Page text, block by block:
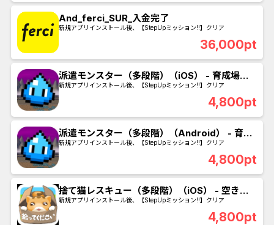
And_ferci_SUR_入金完了
新規アプリインストール後、【StepUpミッション!!】クリア
36,000pt
派遣モンスター（多段階）（iOS） - 育成場の
リセット数31回(周回数31)クリアで成果
新規アプリインストール後、【StepUpミッション!!】クリア
4,800pt
派遣モンスター（多段階）（Android） - 育成
場のリセット数31回(周回数31)クリアで成果
新規アプリインストール後、【StepUpミッション!!】クリア
4,800pt
捨て猫レスキュー（多段階）（iOS） - 空き地
のリセット数31回(周回数31)クリアで成果
新規アプリインストール後、【StepUpミッション!!】クリア
4,800pt